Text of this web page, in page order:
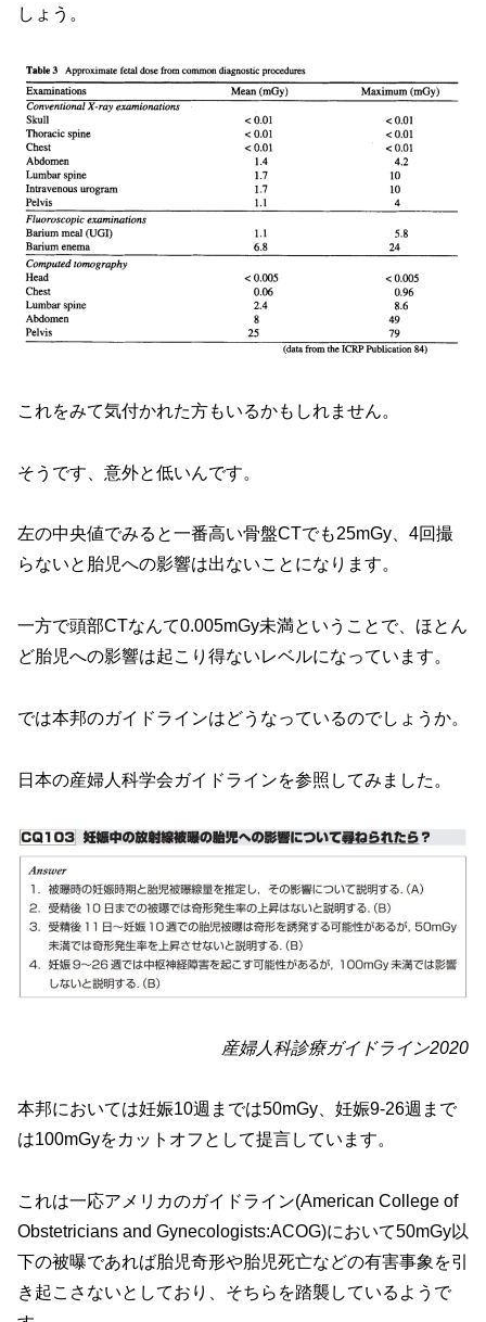
しょう。
これをみて気付かれた方もいるかもしれません。
そうです、意外と低いんです。
左の中央値でみると一番高い骨盤CTでも25mGy、4回撮
らないと胎児への影響は出ないことになります。
一方で頭部CTなんて0.005mGy未満ということで、ほとん
ど胎児への影響は起こり得ないレベルになっています。
では本邦のガイドラインはどうなっているのでしょうか。
日本の産婦人科学会ガイドラインを参照してみました。
産婦人科診療ガイドライン2020
本邦においては妊娠10週までは50mGy、妊娠9-26週まで
は100mGyをカットオフとして提言しています。
これは一応アメリカのガイドライン(American College of
Obstetricians and Gynecologists:ACOG)において50mGy以
下の被曝であれば胎児奇形や胎児死亡などの有害事象を引
き起こさないとしており、そちらを踏襲しているようで